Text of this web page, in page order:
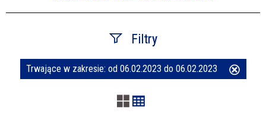
Filtry
Szukana fraza
Trwające w zakresie: od 06.02.2023 do 06.02.2023